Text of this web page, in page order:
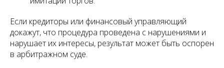
Если кредиторы или финансовый управляющий
докажут, что процедура проведена с нарушениями и
нарушает их интересы, результат может быть оспорен
в арбитражном суде.